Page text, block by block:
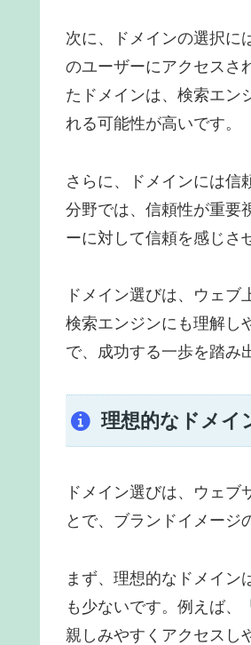
次に、ドメインの選択に
のユーザーにアクセスさ
たドメインは、検索エン
れる可能性が高いです。
さらに、ドメインには信
分野では、信頼性が重要
ーに対して信頼を感じさ
ドメイン選びは、ウェブ
検索エンジンにも理解し
で、成功する一歩を踏み
理想的なドメイ
ドメイン選びは、ウェ
とで、ブランドイメージ
まず、理想的なドメイン
も少ないです。例えば、
親しみやすくアクセスし